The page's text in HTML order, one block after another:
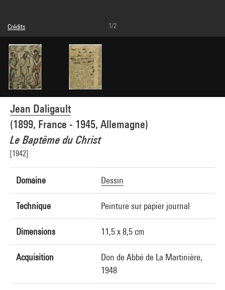
Jean Daligault
(1899, France - 1945, Allemagne)
Le Baptême du Christ
[1942]
Domaine Dessin
Technique Peinture sur papier journal
Dimensions 11,5 x 8,5 cm
Acquisition
Don de Abbé de La Martinière,
1948
Crédits
Légende : Recto
Domaine public
Crédit photographique : Centre Pompidou, MNAM-CCI/Philippe Migeat/Dist.
GrandPalaisRmn
Réf. image : 4N01813
Diffusion image :
GrandPalaisRmnPhoto
1/2